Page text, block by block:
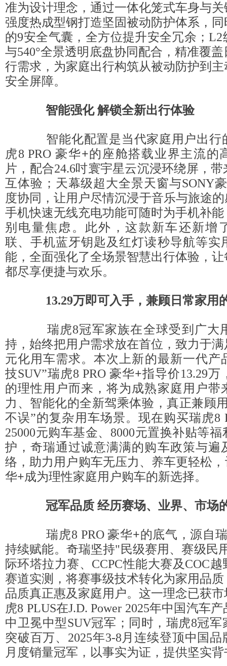
准为设计理念，通过一体化笼式车身与
强度热成型钢打造坚固被动防护体系，
的9安全气囊，全方位提升安全冗余；
与540°全景透明底盘协同配合，精准覆
行需求，为家庭出行构筑从被动防护到
安全屏障。
智能强化 解锁全新出行体验
智能化配置是当代家庭用户出行
虎8 PRO 豪华+的座舱搭载业界主流的
片，配合24.6吋寰宇星云沉浸环绕屏，
互体验；天幕级超大全景天窗与SONY
度协同，让用户尽情沉浸于音乐与旅途
手机快速无线充电功能可随时为手机补
别电量焦虑。此外，这款新车还新增
联、手机蓝牙钥匙及红灯读秒导航等实
能，全面强化了全场景智慧出行体验，
都尽享便捷与欢乐。
13.29万即可入手， 兼顾日常家用
瑞虎8冠军家族在全球受到广大
持，始终把用户需求放在首位，致力于
元化用车需求。本次上新的最新一代产
技SUV”瑞虎8 PRO 豪华+指导价13.29万
的理性用户而来，将为成熟家庭用户带
力、智能化的全新驾乘体验，真正兼顾
不误”的复杂用车场景。现在购买瑞虎8
25000元购车基金、8000元置换补贴等
护，奇瑞通过诚意满满的购车政策与遍
络，助力用户购车无压力、养车更轻松，
华+成为理性家庭用户购车的新选择。
冠军品质 经历赛场、业界、市场
瑞虎8 PRO 豪华+的底气，源自
持续赋能。奇瑞坚持"民级赛用、赛级民
际环塔拉力赛、CCPC性能大赛及COC
赛道实测，将赛事级技术转化为家用品
品质真正惠及家庭用户。这一理念已获
虎8 PLUS在J.D. Power 2025年中国汽车
中卫冕中型SUV冠军；同时，瑞虎8冠
突破百万、2025年3-8月连续登顶中国品
月度销量冠军，以事实为证，提供坚实背